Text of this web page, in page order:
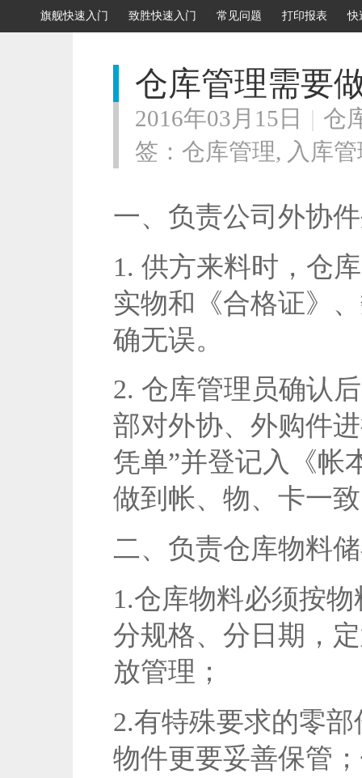
旗舰快速入门 致胜快速入门 常见问题 打印报表 快
仓库管理需要
2016年03月15日 | 仓
签： 仓库管理, 入库
一、负责公司外协
1. 供方来料时，仓
实物和《合格证》
确无误。
2. 仓库管理员确认
部对外协、外购件
凭单”并登记入《帐
做到帐、物、卡一
二、负责仓库物料
1.仓库物料必须按
分规格、分日期，
放管理；
2.有特殊要求的零
物件更要妥善保管